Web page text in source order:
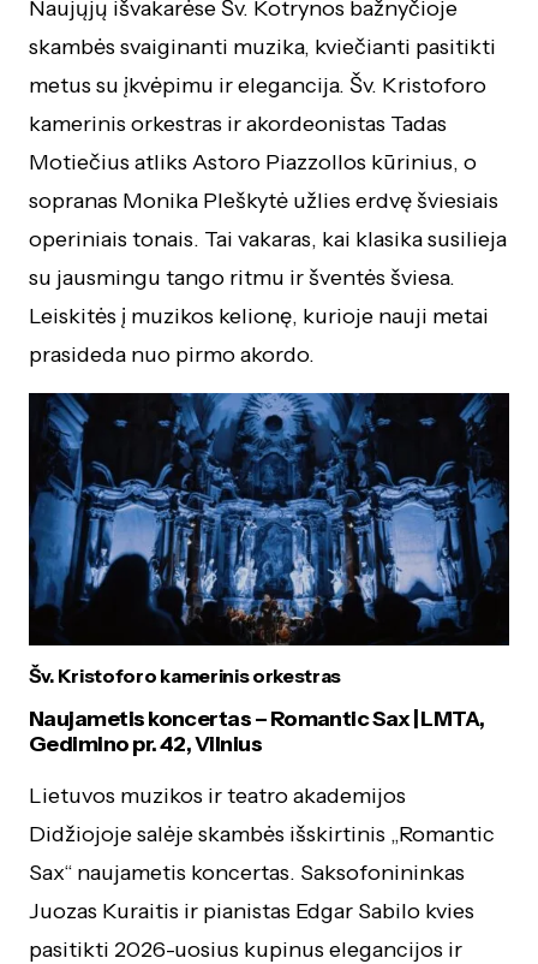
Naujųjų išvakarėse Šv. Kotrynos bažnyčioje
skambės svaiginanti muzika, kviečianti pasitikti
metus su įkvėpimu ir elegancija. Šv. Kristoforo
kamerinis orkestras ir akordeonistas Tadas
Motiečius atliks Astoro Piazzollos kūrinius, o
sopranas Monika Pleškytė užlies erdvę šviesiais
operiniais tonais. Tai vakaras, kai klasika susilieja
su jausmingu tango ritmu ir šventės šviesa.
Leiskitės į muzikos kelionę, kurioje nauji metai
prasideda nuo pirmo akordo.
Šv. Kristoforo kamerinis orkestras
Naujametis koncertas – Romantic Sax | LMTA,
Gedimino pr. 42, Vilnius
Lietuvos muzikos ir teatro akademijos
Didžiojoje salėje skambės išskirtinis „Romantic
Sax“ naujametis koncertas. Saksofonininkas
Juozas Kuraitis ir pianistas Edgar Sabilo kvies
pasitikti 2026-uosius kupinus elegancijos ir